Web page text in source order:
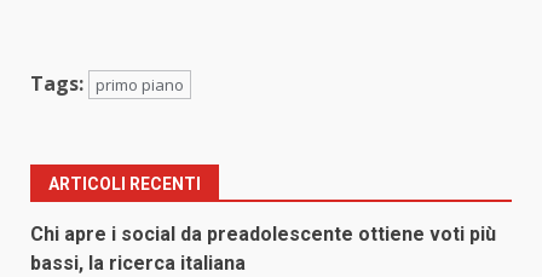
Tags: primo piano
ARTICOLI RECENTI
Chi apre i social da preadolescente ottiene voti più
bassi, la ricerca italiana